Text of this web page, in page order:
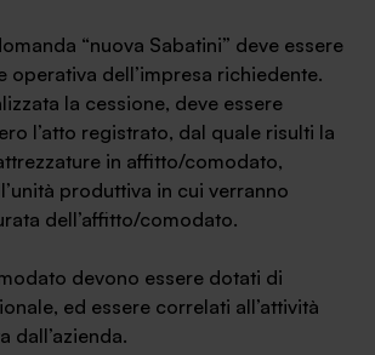
“nuova Sabatini” deve essere
operativa dell’impresa richiedente.
la cessione, deve essere
l’atto registrato, dal quale risulti la
in affitto/comodato,
produttiva in cui verranno
dell’affitto/comodato.
devono essere dotati di
ed essere correlati all’attività
dall’azienda.